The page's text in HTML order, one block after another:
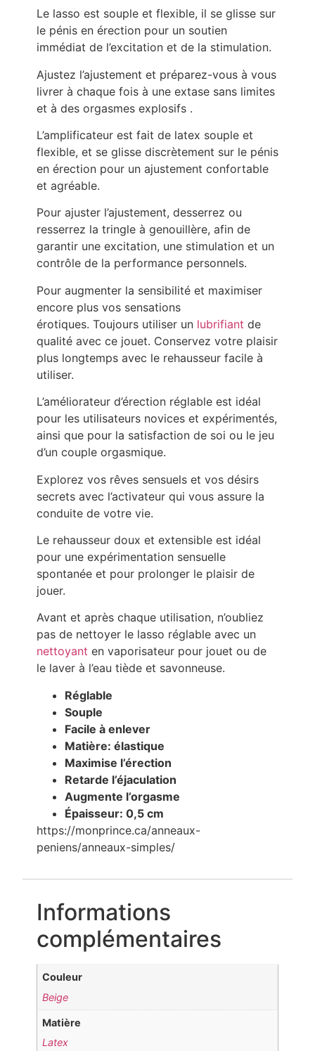
Le lasso est souple et flexible, il se glisse sur
le pénis en érection pour un soutien
immédiat de l’excitation et de la stimulation.
Ajustez l’ajustement et préparez-vous à vous
livrer à chaque fois à une extase sans limites
et à des orgasmes explosifs .
L’amplificateur est fait de latex souple et
flexible, et se glisse discrètement sur le pénis
en érection pour un ajustement confortable
et agréable.
Pour ajuster l’ajustement, desserrez ou
resserrez la tringle à genouillère, afin de
garantir une excitation, une stimulation et un
contrôle de la performance personnels.
Pour augmenter la sensibilité et maximiser
encore plus vos sensations
érotiques. Toujours utiliser un lubrifiant de
qualité avec ce jouet. Conservez votre plaisir
plus longtemps avec le rehausseur facile à
utiliser.
L’améliorateur d’érection réglable est idéal
pour les utilisateurs novices et expérimentés,
ainsi que pour la satisfaction de soi ou le jeu
d’un couple orgasmique.
Explorez vos rêves sensuels et vos désirs
secrets avec l’activateur qui vous assure la
conduite de votre vie.
Le rehausseur doux et extensible est idéal
pour une expérimentation sensuelle
spontanée et pour prolonger le plaisir de
jouer.
Avant et après chaque utilisation, n’oubliez
pas de nettoyer le lasso réglable avec un
nettoyant en vaporisateur pour jouet ou de
le laver à l’eau tiède et savonneuse.
Réglable
Souple
Facile à enlever
Matière: élastique
Maximise l’érection
Retarde l’éjaculation
Augmente l’orgasme
Épaisseur: 0,5 cm
https://monprince.ca/anneaux-
peniens/anneaux-simples/
Informations
complémentaires
Couleur
Beige
Matière
Latex